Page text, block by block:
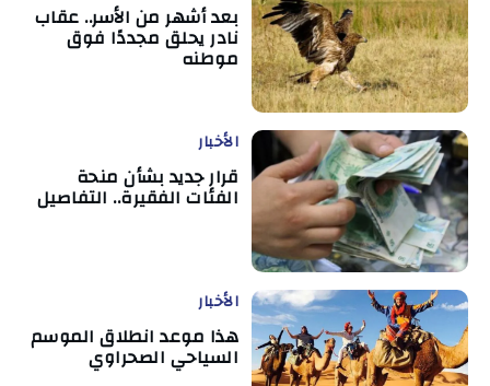
بعد أشهر من الأسر.. عقاب
نادر يحلق مجددًا فوق
موطنه
الأخبار
قرار جديد بشأن منحة
الفئات الفقيرة.. التفاصيل
الأخبار
هذا موعد انطلاق الموسم
السياحي الصحراوي